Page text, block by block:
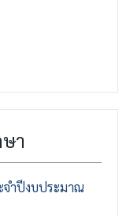
า
ำปีงบประมาณ